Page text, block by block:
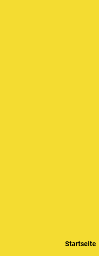
Startseite